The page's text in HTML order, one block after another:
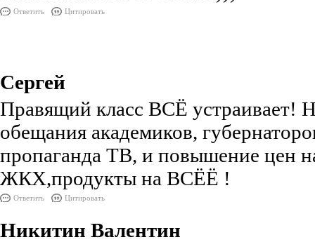
Ответить Цитировать
Сергей
Правящий класс ВСЁ устраивает!
обещания академиков,
пропаганда ТВ, и повышение цен
ЖКХ,продукты на ВСЁЁ !
Ответить Цитировать
Никитин Валентин